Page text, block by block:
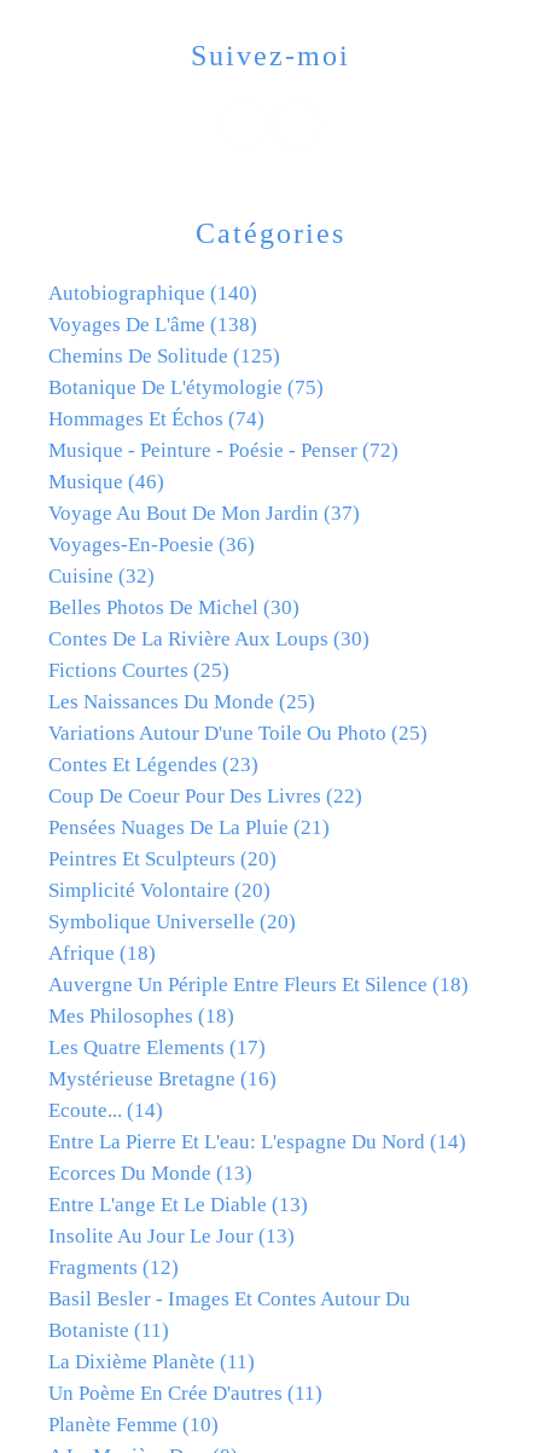
Catégories
Autobiographique (140)
Voyages De L'âme (138)
Chemins De Solitude (125)
Botanique De L'étymologie (75)
Hommages Et Échos (74)
Musique - Peinture - Poésie - Penser (72)
Musique (46)
Voyage Au Bout De Mon Jardin (37)
Voyages-En-Poesie (36)
Cuisine (32)
Belles Photos De Michel (30)
Contes De La Rivière Aux Loups (30)
Fictions Courtes (25)
Les Naissances Du Monde (25)
Variations Autour D'une Toile Ou Photo (25)
Contes Et Légendes (23)
Coup De Coeur Pour Des Livres (22)
Pensées Nuages De La Pluie (21)
Peintres Et Sculpteurs (20)
Simplicité Volontaire (20)
Symbolique Universelle (20)
Afrique (18)
Auvergne Un Périple Entre Fleurs Et Silence (18)
Mes Philosophes (18)
Les Quatre Elements (17)
Mystérieuse Bretagne (16)
Ecoute... (14)
Entre La Pierre Et L'eau: L'espagne Du Nord (14)
Ecorces Du Monde (13)
Entre L'ange Et Le Diable (13)
Insolite Au Jour Le Jour (13)
Fragments (12)
Basil Besler - Images Et Contes Autour Du
Botaniste (11)
La Dixième Planète (11)
Un Poème En Crée D'autres (11)
Planète Femme (10)
Suivez-moi